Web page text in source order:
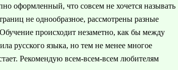
оформленный, что совсем не хочется называть
не однообразное, рассмотрены разные
происходит незаметно, как бы между
русского языка, но тем не менее многое
Рекомендую всем-всем-всем любителям